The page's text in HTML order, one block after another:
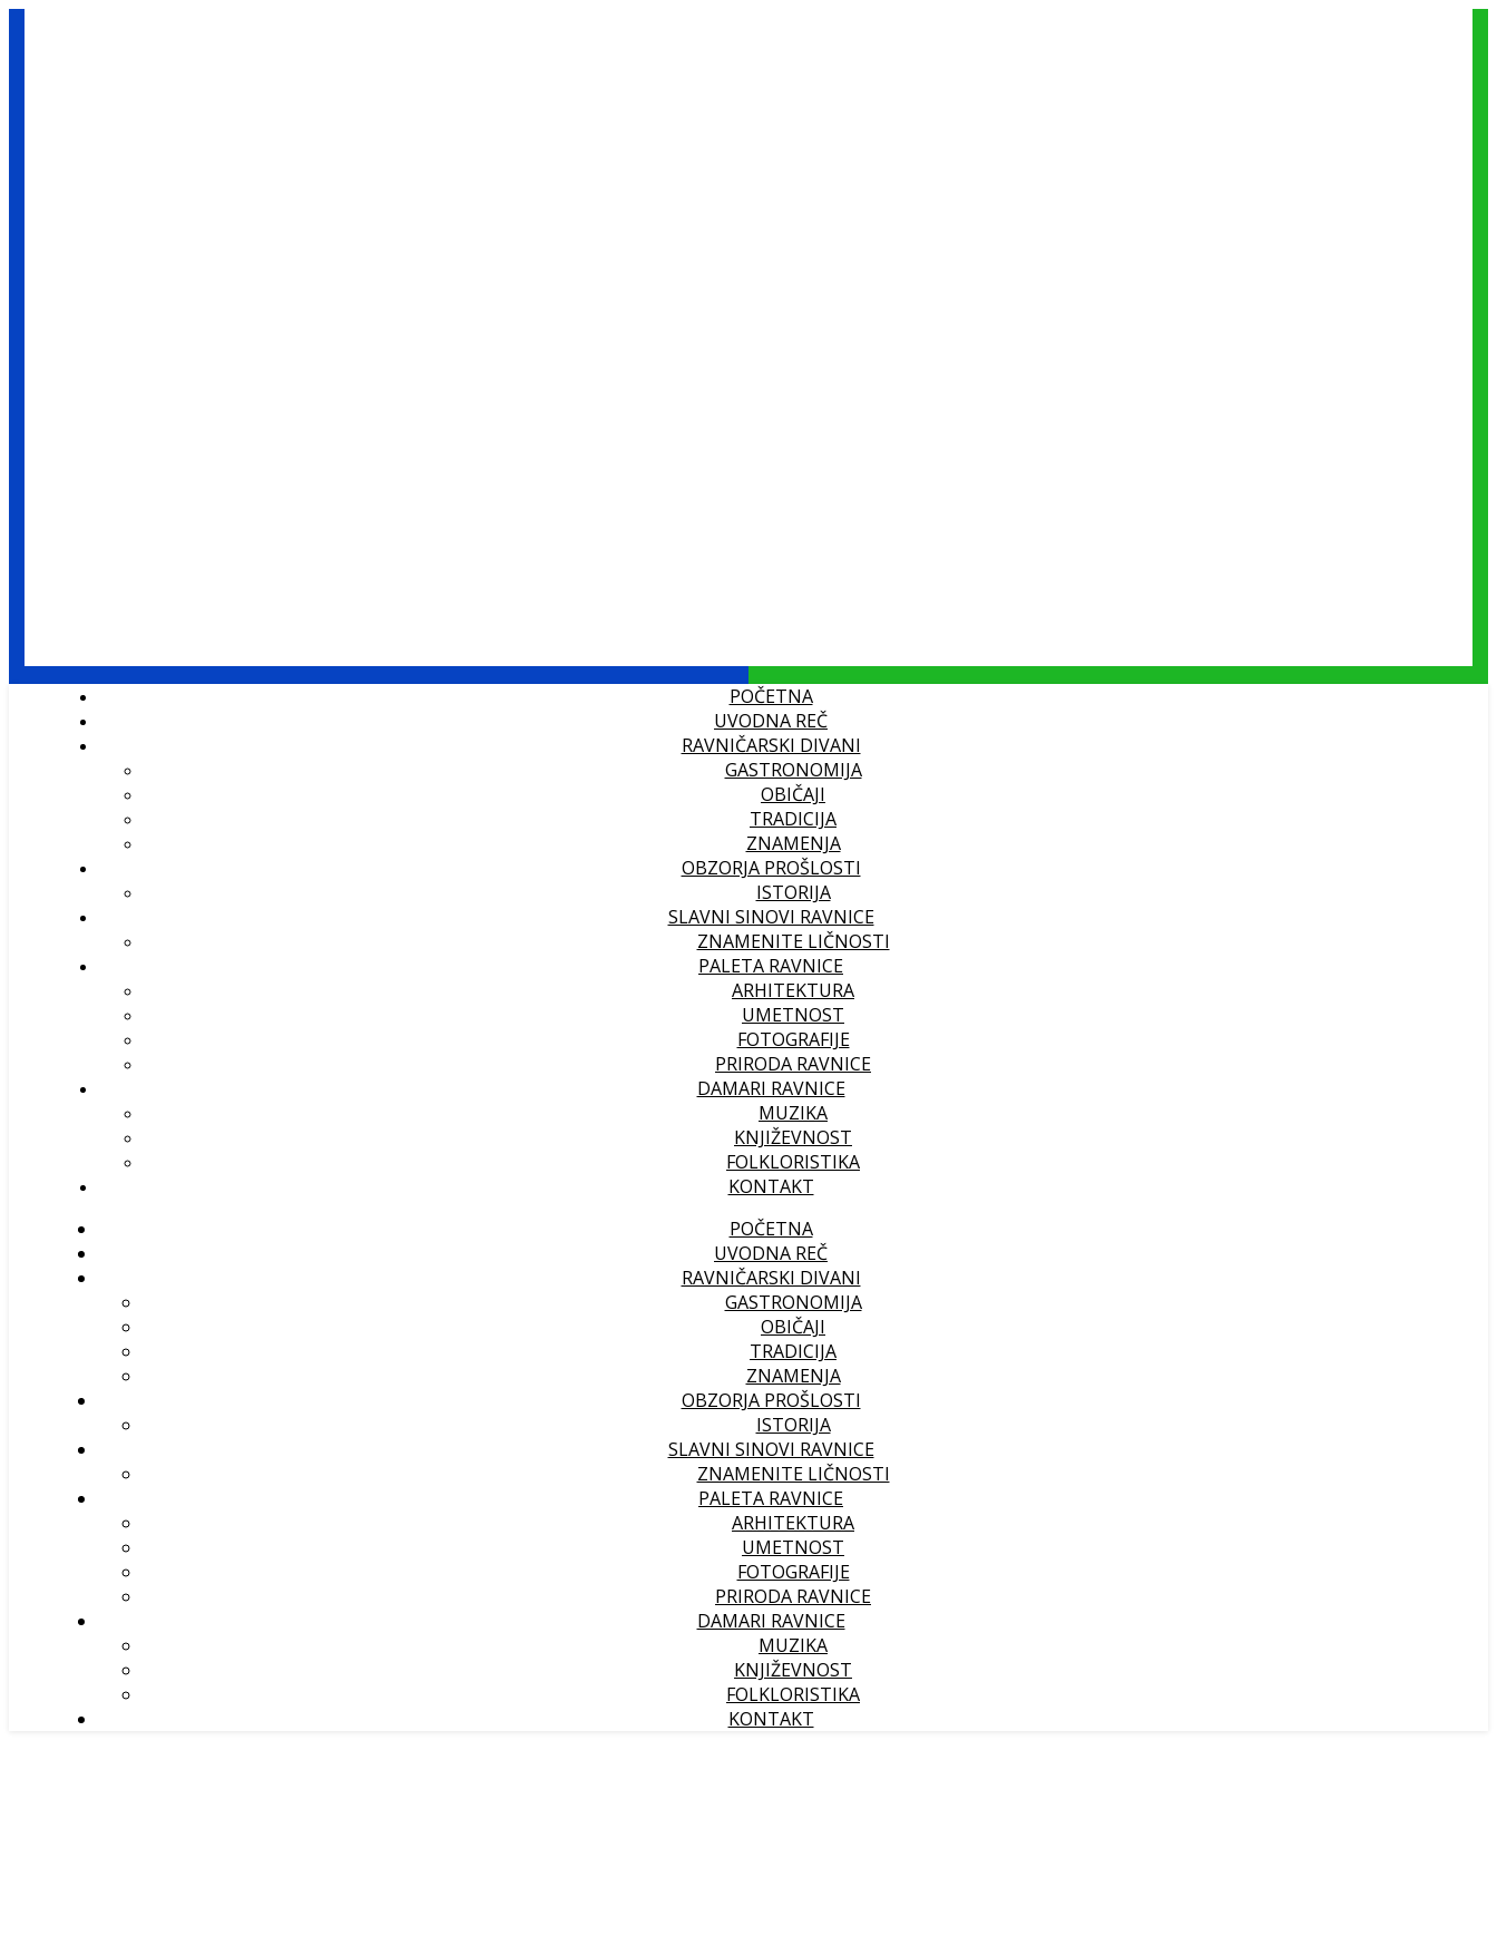
POČETNA
UVODNA REČ
RAVNIČARSKI DIVANI
GASTRONOMIJA
OBIČAJI
TRADICIJA
ZNAMENJA
OBZORJA PROŠLOSTI
ISTORIJA
SLAVNI SINOVI RAVNICE
ZNAMENITE LIČNOSTI
PALETA RAVNICE
ARHITEKTURA
UMETNOST
FOTOGRAFIJE
PRIRODA RAVNICE
DAMARI RAVNICE
MUZIKA
KNJIŽEVNOST
FOLKLORISTIKA
KONTAKT
POČETNA
UVODNA REČ
RAVNIČARSKI DIVANI
GASTRONOMIJA
OBIČAJI
TRADICIJA
ZNAMENJA
OBZORJA PROŠLOSTI
ISTORIJA
SLAVNI SINOVI RAVNICE
ZNAMENITE LIČNOSTI
PALETA RAVNICE
ARHITEKTURA
UMETNOST
FOTOGRAFIJE
PRIRODA RAVNICE
DAMARI RAVNICE
MUZIKA
KNJIŽEVNOST
FOLKLORISTIKA
KONTAKT